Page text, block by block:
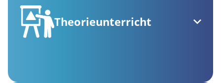
Theorieunterricht